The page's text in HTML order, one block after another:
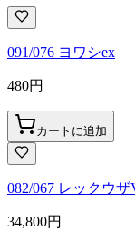
091/076 ヨワシex
480円
カートに追加
082/067 レックウ
34,800円